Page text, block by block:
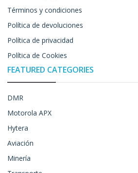
Términos y condiciones
Política de devoluciones
Política de privacidad
Política de Cookies
FEATURED CATEGORIES
DMR
Motorola APX
Hytera
Aviación
Minería